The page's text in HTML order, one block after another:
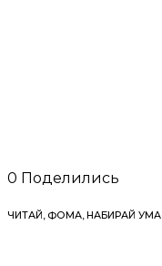
0 Поделились
ЧИТАЙ, ФОМА, НАБИРАЙ УМА